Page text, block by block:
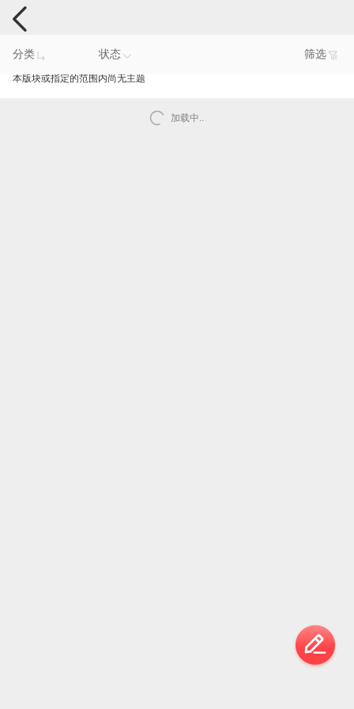
手机反馈
分类 状态 筛选
本版块或指定的范围内尚无主题
加载中..